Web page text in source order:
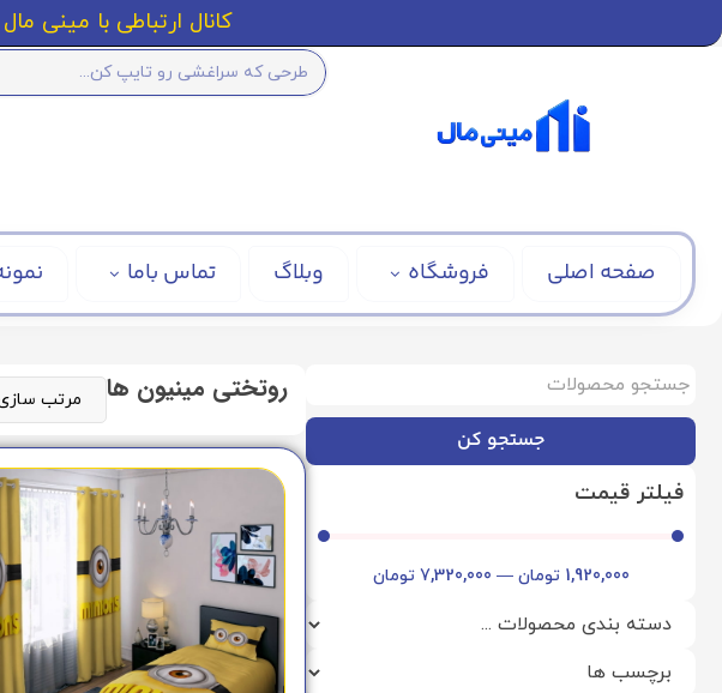
کانال ارتباطی با مینی مال در
صفحه اصلی فروشگاه وبلاگ تماس باما
جستجو کن
فیلتر قیمت
1,920,000 تومان —
7,320,000 تومان
روتختی مینیون ها